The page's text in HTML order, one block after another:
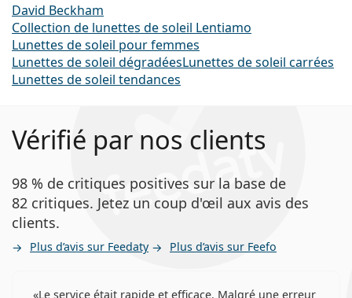
David Beckham
Collection de lunettes de soleil Lentiamo
Lunettes de soleil pour femmes
Lunettes de soleil dégradéesLunettes de soleil carrées
Lunettes de soleil tendances
Vérifié par nos clients
98 % de critiques positives sur la base de
82 critiques. Jetez un coup d'œil aux avis des
clients.
Plus d’avis sur Feedaty Plus d’avis sur Feefo
Le service était rapide et efficace. Malgré une erreur